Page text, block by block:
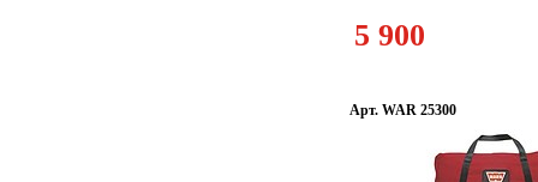
5 900
Арт. WAR 25300